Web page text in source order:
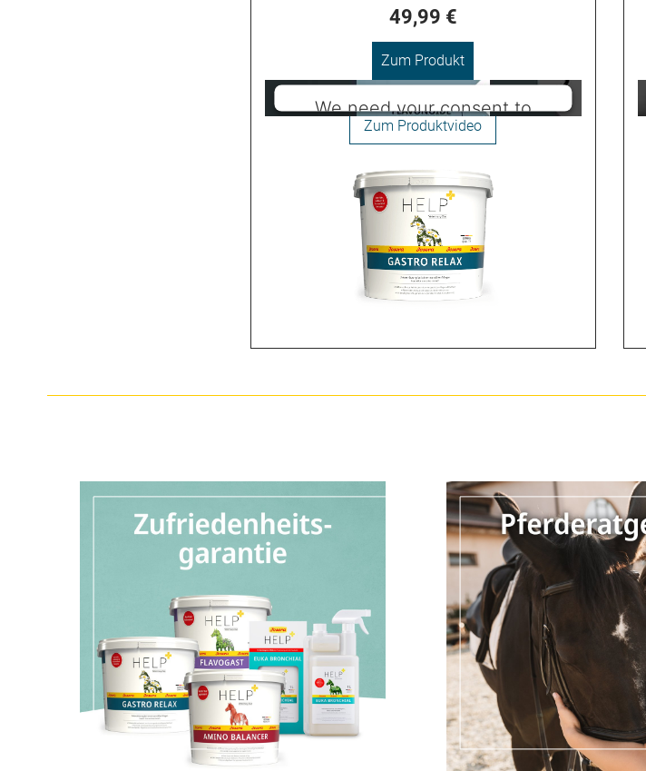
49,99 €
Zum Produkt
We need your consent to
load the Youtube service!
This content is not permitted to load due
to trackers that are not disclosed to the
visitor. The website owner needs to setup
the site with their CMP to add this content
to the list of technologies used.
Powered by
Usercentrics Consent
Management Platform